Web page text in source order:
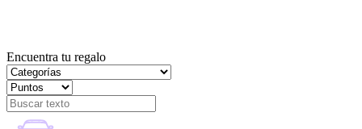
Encuentra tu regalo